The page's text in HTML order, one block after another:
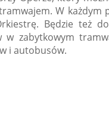
W każdym
Będzie też
zabytkowym
i autobusów.